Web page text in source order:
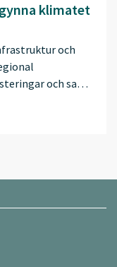
klimatet
och
och sa…